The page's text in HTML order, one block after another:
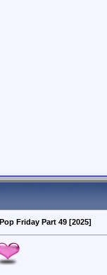
Friday Part 49 [2025]